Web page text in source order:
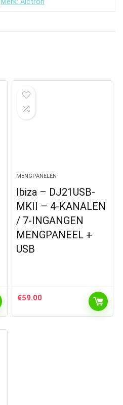
Merk: Alctron
MENGPANELEN
Ibiza – DJ21USB-
MKII – 4-KANALEN
/ 7-INGANGEN
MENGPANEEL +
USB
€59.00